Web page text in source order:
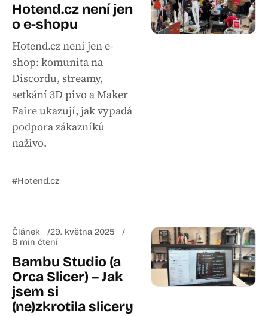
Hotend.cz není jen
o e-shopu
Hotend.cz není jen e-
shop: komunita na
Discordu, streamy,
setkání 3D pivo a Maker
Faire ukazují, jak vypadá
podpora zákazníků
naživo.
#Hotend.cz
Článek
29. května 2025
8 min čtení
Bambu Studio (a
Orca Slicer) – Jak
jsem si
(ne)zkrotila slicery